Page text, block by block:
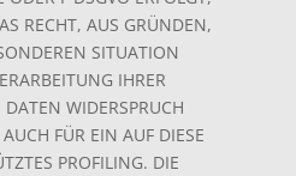
RECHT, AUS GRÜNDEN,
SITUATION
IHRER
WIDERSPRUCH
FÜR EIN AUF DIESE
PROFILING. DIE